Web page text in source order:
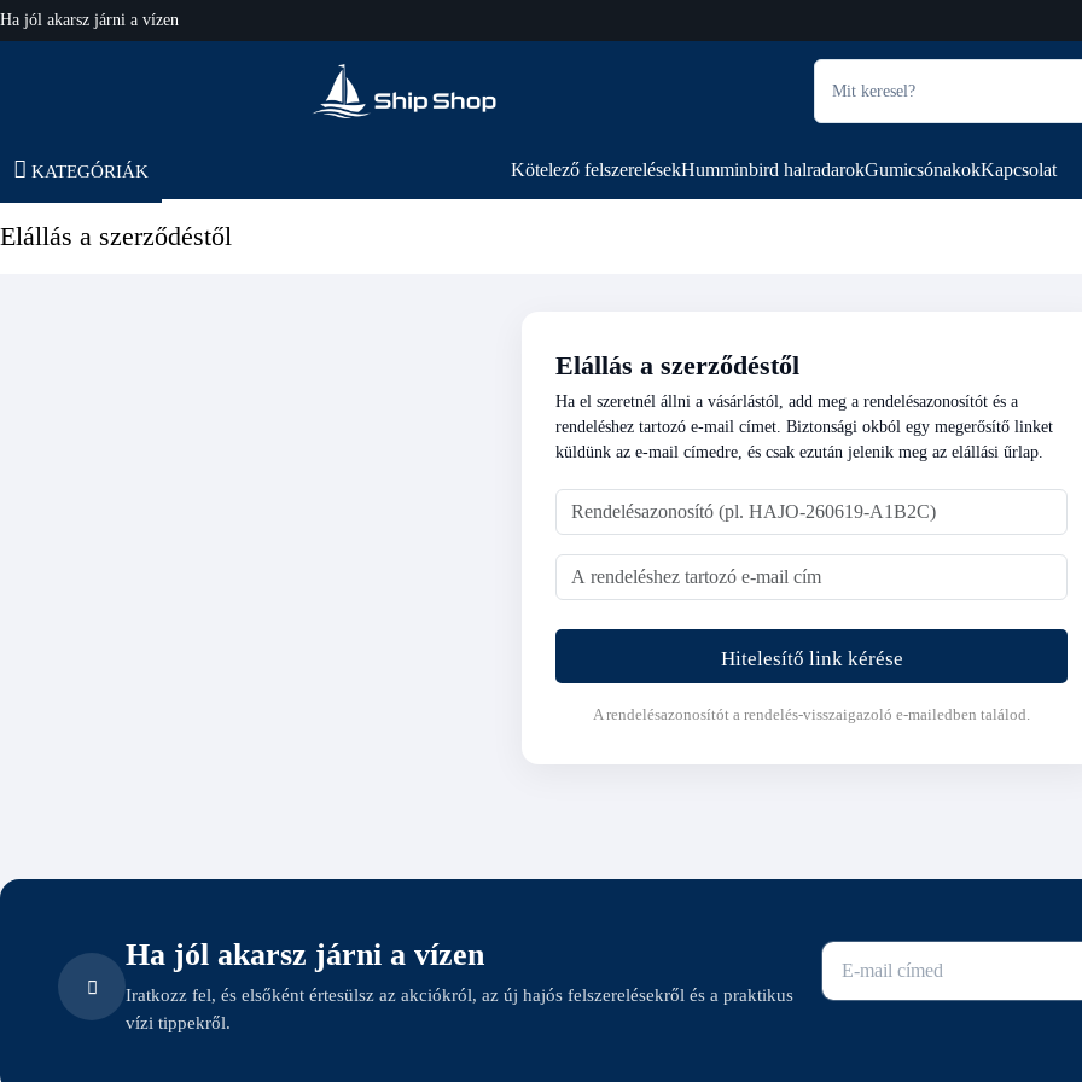
Ha jól akarsz járni a vízen
hajo-felszereles.hu
KATEGÓRIÁK Kötelező felszerelésekHumminbird halradarokGumicsónakokKapcsolat
Elállás a szerződéstől
Elállás a szerződéstől
Ha el szeretnél állni a vásárlástól, add meg a rendelésazonosítót és a
rendeléshez tartozó e-mail címet. Biztonsági okból egy megerősítő linket
küldünk az e-mail címedre, és csak ezután jelenik meg az elállási űrlap.
Hitelesítő link kérése
A rendelésazonosítót a rendelés-visszaigazoló e-mailedben találod.
Ha jól akarsz járni a vízen
Iratkozz fel, és elsőként értesülsz az akciókról, az új hajós felszerelésekről és a praktikus
vízi tippekről.
E-mail cím